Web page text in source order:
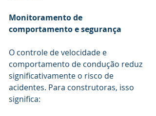
Monitoramento de
comportamento e segurança
O controle de velocidade e
comportamento de condução reduz
significativamente o risco de
acidentes. Para construtoras, isso
significa: